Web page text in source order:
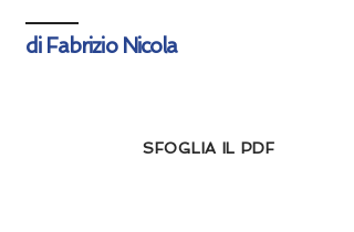
di Fabrizio Nicola
SFOGLIA IL PDF